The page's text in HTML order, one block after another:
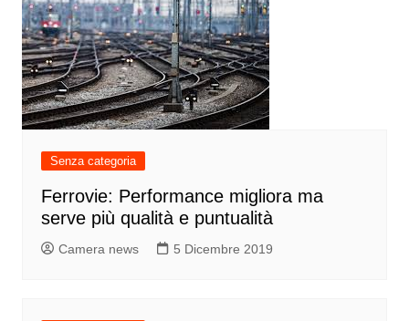
Senza categoria
Ferrovie: Performance migliora ma
serve più qualità e puntualità
Camera news 5 Dicembre 2019